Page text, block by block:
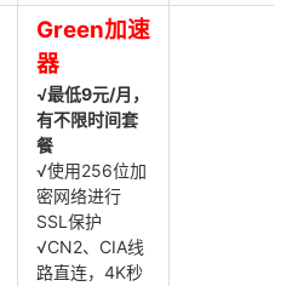
Green加速
器
√最低9元/月，
有不限时间套
餐
√使用256位加
密网络进行
SSL保护
√CN2、CIA线
路直连，4K秒